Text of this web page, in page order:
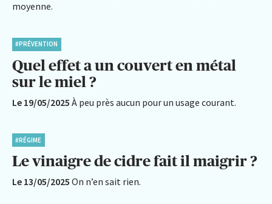
moyenne.
#PRÉVENTION
Quel effet a un couvert en métal
sur le miel ?
Le 19/05/2025 À peu près aucun pour un usage courant.
#RÉGIME
Le vinaigre de cidre fait il maigrir ?
Le 13/05/2025 On n’en sait rien.